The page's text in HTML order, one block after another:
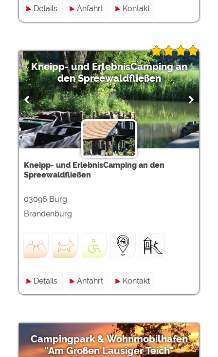
Details Anfahrt Kontakt
Kneipp- und ErlebnisCamping an
den Spreewaldfließen
Kneipp- und ErlebnisCamping an den
Spreewaldfließen
03096 Burg
Brandenburg
Details Anfahrt Kontakt
Campingpark & Wohnmobilhafen
"Am Großen Lausiger Teich"